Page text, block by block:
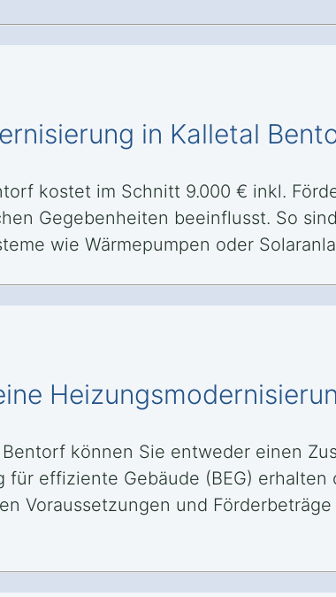
in Kalletal
kostet im Schnitt 9.000 € inkl.
Gegebenheiten beeinflusst. So
wie Wärmepumpen oder
können Sie entweder einen
effiziente Gebäude (BEG)
Voraussetzungen und